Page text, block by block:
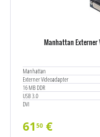
Manhattan Externer
Manhattan
Externer Videoadapter
16 MB DDR
USB 3.0
DVI
6150 €